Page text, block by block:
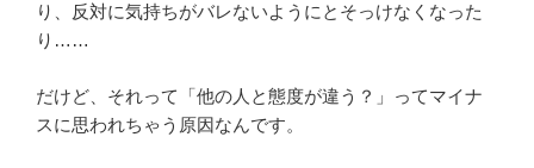
り、反対に気持ちがバレないようにとそっけなくなった
り……
だけど、それって「他の人と態度が違う？」ってマイナ
スに思われちゃう原因なんです。